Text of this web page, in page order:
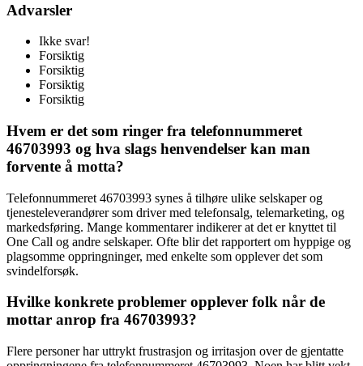
Advarsler
Ikke svar!
Forsiktig
Forsiktig
Forsiktig
Forsiktig
Hvem er det som ringer fra telefonnummeret
46703993 og hva slags henvendelser kan man
forvente å motta?
Telefonnummeret 46703993 synes å tilhøre ulike selskaper og
tjenesteleverandører som driver med telefonsalg, telemarketing, og
markedsføring. Mange kommentarer indikerer at det er knyttet til
One Call og andre selskaper. Ofte blir det rapportert om hyppige og
plagsomme oppringninger, med enkelte som opplever det som
svindelforsøk.
Hvilke konkrete problemer opplever folk når de
mottar anrop fra 46703993?
Flere personer har uttrykt frustrasjon og irritasjon over de gjentatte